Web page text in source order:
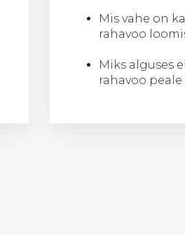
Mis vahe on
rahavoo
Miks alguses
rahavoo